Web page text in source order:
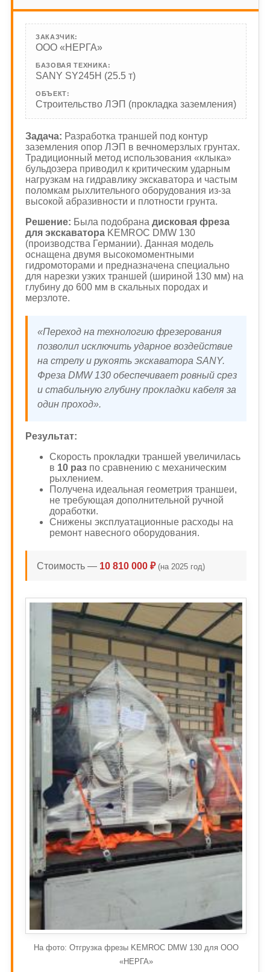
ЗАКАЗЧИК:
ООО «НЕРГА»
БАЗОВАЯ ТЕХНИКА:
SANY SY245H (25.5 т)
ОБЪЕКТ:
Строительство ЛЭП (прокладка заземления)
Задача: Разработка траншей под контур
заземления опор ЛЭП в вечномерзлых грунтах.
Традиционный метод использования «клыка»
бульдозера приводил к критическим ударным
нагрузкам на гидравлику экскаватора и частым
поломкам рыхлительного оборудования из-за
высокой абразивности и плотности грунта.
Решение: Была подобрана дисковая фреза
для экскаватора KEMROC DMW 130
(производства Германии). Данная модель
оснащена двумя высокомоментными
гидромоторами и предназначена специально
для нарезки узких траншей (шириной 130 мм) на
глубину до 600 мм в скальных породах и
мерзлоте.
«Переход на технологию фрезерования
позволил исключить ударное воздействие
на стрелу и рукоять экскаватора SANY.
Фреза DMW 130 обеспечивает ровный срез
и стабильную глубину прокладки кабеля за
один проход».
Результат:
Скорость прокладки траншей увеличилась
в 10 раз по сравнению с механическим
рыхлением.
Получена идеальная геометрия траншеи,
не требующая дополнительной ручной
доработки.
Снижены эксплуатационные расходы на
ремонт навесного оборудования.
Стоимость — 10 810 000 ₽ (на 2025 год)
На фото: Отгрузка фрезы KEMROC DMW 130 для ООО
«НЕРГА»